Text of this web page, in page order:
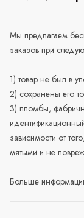
Мы предлагаем
заказов при
1) товар не был в
2) сохранены его
3) пломбы,
зависимости от
мятыми и не
Больше